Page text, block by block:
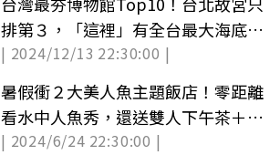
排第３，「這裡」有全台最大海底隧
道
| 2024/12/13 22:30:00 |
暑假衝２大美人魚主題飯店！零距離
看水中人魚秀，還送雙人下午茶＋魚
尾巴
| 2024/6/24 22:30:00 |